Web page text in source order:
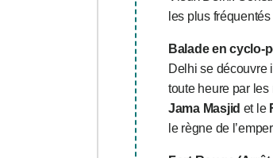
les plus
Balade en cyclo-
Delhi se découvre
toute heure par
Jama Masjid et le
le règne de